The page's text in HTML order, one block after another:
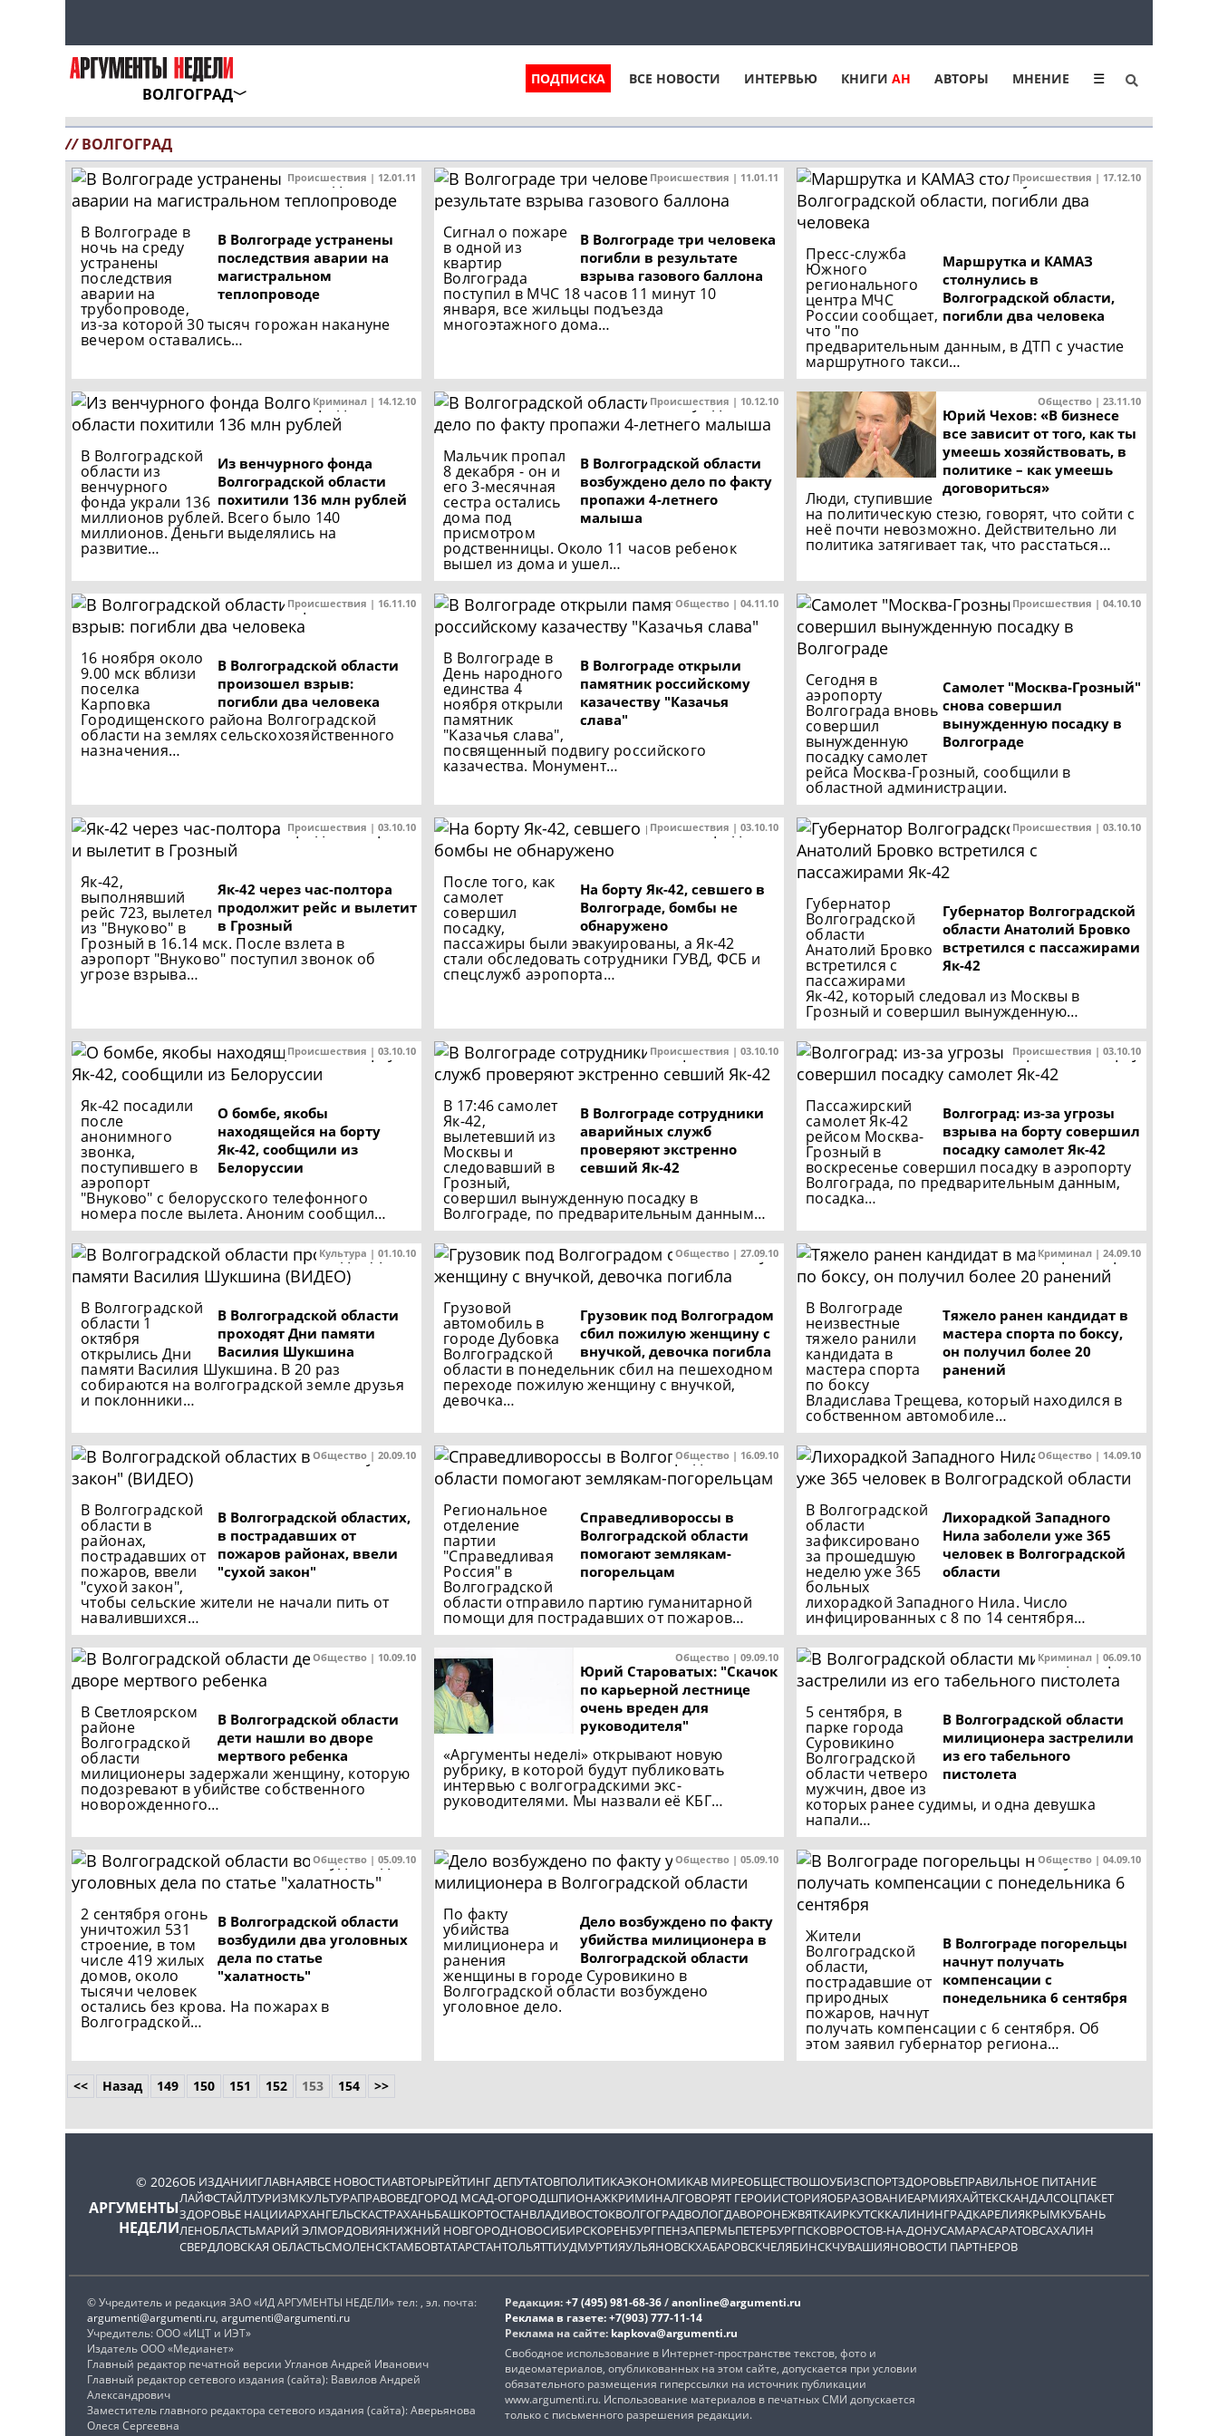
ВОЛГОГРАД
ПОДПИСКА ВСЕ НОВОСТИ ИНТЕРВЬЮ КНИГИ АН АВТОРЫ МНЕНИЕ ☰
// ВОЛГОГРАД
Происшествия | 12.01.11
В Волгограде устранены
последствия аварии на
магистральном
теплопроводе
В Волгограде в
ночь на среду
устранены
последствия
аварии на
трубопроводе,
из-за которой 30 тысяч горожан накануне
вечером оставались…
Происшествия | 11.01.11
В Волгограде три человека
погибли в результате
взрыва газового баллона
Сигнал о пожаре
в одной из
квартир
Волгограда
поступил в МЧС 18 часов 11 минут 10
января, все жильцы подъезда
многоэтажного дома…
Происшествия | 17.12.10
Маршрутка и КАМАЗ
столнулись в
Волгоградской области,
погибли два человека
Пресс-служба
Южного
регионального
центра МЧС
России сообщает,
что "по
предварительным данным, в ДТП с участие
маршрутного такси…
Криминал | 14.12.10
Из венчурного фонда
Волгоградской области
похитили 136 млн рублей
В Волгоградской
области из
венчурного
фонда украли 136
миллионов рублей. Всего было 140
миллионов. Деньги выделялись на
развитие…
Происшествия | 10.12.10
В Волгоградской области
возбуждено дело по факту
пропажи 4-летнего
малыша
Мальчик пропал
8 декабря - он и
его 3-месячная
сестра остались
дома под
присмотром
родственницы. Около 11 часов ребенок
вышел из дома и ушел…
Общество | 23.11.10
Юрий Чехов: «В бизнесе
все зависит от того, как ты
умеешь хозяйствовать, в
политике – как умеешь
договориться»
Люди, ступившие
на политическую стезю, говорят, что сойти с
неё почти невозможно. Действительно ли
политика затягивает так, что расстаться…
Происшествия | 16.11.10
В Волгоградской области
произошел взрыв:
погибли два человека
16 ноября около
9.00 мск вблизи
поселка
Карповка
Городищенского района Волгоградской
области на землях сельскохозяйственного
назначения…
Общество | 04.11.10
В Волгограде открыли
памятник российскому
казачеству "Казачья
слава"
В Волгограде в
День народного
единства 4
ноября открыли
памятник
"Казачья слава",
посвященный подвигу российского
казачества. Монумент…
Происшествия | 04.10.10
Самолет "Москва-Грозный"
снова совершил
вынужденную посадку в
Волгограде
Сегодня в
аэропорту
Волгограда вновь
совершил
вынужденную
посадку самолет
рейса Москва-Грозный, сообщили в
областной администрации.
Происшествия | 03.10.10
Як-42 через час-полтора
продолжит рейс и вылетит
в Грозный
Як-42,
выполнявший
рейс 723, вылетел
из "Внуково" в
Грозный в 16.14 мск. После взлета в
аэропорт "Внуково" поступил звонок об
угрозе взрыва…
Происшествия | 03.10.10
На борту Як-42, севшего в
Волгограде, бомбы не
обнаружено
После того, как
самолет
совершил
посадку,
пассажиры были эвакуированы, а Як-42
стали обследовать сотрудники ГУВД, ФСБ и
спецслужб аэропорта…
Происшествия | 03.10.10
Губернатор Волгоградской
области Анатолий Бровко
встретился с пассажирами
Як-42
Губернатор
Волгоградской
области
Анатолий Бровко
встретился с
пассажирами
Як-42, который следовал из Москвы в
Грозный и совершил вынужденную…
Происшествия | 03.10.10
О бомбе, якобы
находящейся на борту
Як-42, сообщили из
Белоруссии
Як-42 посадили
после
анонимного
звонка,
поступившего в
аэропорт
"Внуково" с белорусского телефонного
номера после вылета. Аноним сообщил…
Происшествия | 03.10.10
В Волгограде сотрудники
аварийных служб
проверяют экстренно
севший Як-42
В 17:46 самолет
Як-42,
вылетевший из
Москвы и
следовавший в
Грозный,
совершил вынужденную посадку в
Волгограде, по предварительным данным…
Происшествия | 03.10.10
Волгоград: из-за угрозы
взрыва на борту совершил
посадку самолет Як-42
Пассажирский
самолет Як-42
рейсом Москва-
Грозный в
воскресенье совершил посадку в аэропорту
Волгограда, по предварительным данным,
посадка…
Культура | 01.10.10
В Волгоградской области
проходят Дни памяти
Василия Шукшина
В Волгоградской
области 1
октября
открылись Дни
памяти Василия Шукшина. В 20 раз
собираются на волгоградской земле друзья
и поклонники…
Общество | 27.09.10
Грузовик под Волгоградом
сбил пожилую женщину с
внучкой, девочка погибла
Грузовой
автомобиль в
городе Дубовка
Волгоградской
области в понедельник сбил на пешеходном
переходе пожилую женщину с внучкой,
девочка…
Криминал | 24.09.10
Тяжело ранен кандидат в
мастера спорта по боксу,
он получил более 20
ранений
В Волгограде
неизвестные
тяжело ранили
кандидата в
мастера спорта
по боксу
Владислава Трещева, который находился в
собственном автомобиле…
Общество | 20.09.10
В Волгоградской областих,
в пострадавших от
пожаров районах, ввели
"сухой закон"
В Волгоградской
области в
районах,
пострадавших от
пожаров, ввели
"сухой закон",
чтобы сельские жители не начали пить от
навалившихся…
Общество | 16.09.10
Справедливороссы в
Волгоградской области
помогают землякам-
погорельцам
Региональное
отделение
партии
"Справедливая
Россия" в
Волгоградской
области отправило партию гуманитарной
помощи для пострадавших от пожаров…
Общество | 14.09.10
Лихорадкой Западного
Нила заболели уже 365
человек в Волгоградской
области
В Волгоградской
области
зафиксировано
за прошедшую
неделю уже 365
больных
лихорадкой Западного Нила. Число
инфицированных с 8 по 14 сентября…
Общество | 10.09.10
В Волгоградской области
дети нашли во дворе
мертвого ребенка
В Светлоярском
районе
Волгоградской
области
милиционеры задержали женщину, которую
подозревают в убийстве собственного
новорожденного…
Общество | 09.09.10
Юрий Староватых: "Скачок
по карьерной лестнице
очень вреден для
руководителя"
«Аргументы неделi» открывают новую
рубрику, в которой будут публиковать
интервью с волгоградскими экс-
руководителями. Мы назвали её КБГ…
Криминал | 06.09.10
В Волгоградской области
милиционера застрелили
из его табельного
пистолета
5 сентября, в
парке города
Суровикино
Волгоградской
области четверо
мужчин, двое из
которых ранее судимы, и одна девушка
напали…
Общество | 05.09.10
В Волгоградской области
возбудили два уголовных
дела по статье
"халатность"
2 сентября огонь
уничтожил 531
строение, в том
числе 419 жилых
домов, около
тысячи человек
остались без крова. На пожарах в
Волгоградской…
Общество | 05.09.10
Дело возбуждено по факту
убийства милиционера в
Волгоградской области
По факту
убийства
милиционера и
ранения
женщины в городе Суровикино в
Волгоградской области возбуждено
уголовное дело.
Общество | 04.09.10
В Волгограде погорельцы
начнут получать
компенсации с
понедельника 6 сентября
Жители
Волгоградской
области,
пострадавшие от
природных
пожаров, начнут
получать компенсации с 6 сентября. Об
этом заявил губернатор региона…
<< Назад 149 150 151 152 153 154 >>
© 2026
АРГУМЕНТЫ
НЕДЕЛИ
ОБ ИЗДАНИИГЛАВНАЯВСЕ НОВОСТИАВТОРЫРЕЙТИНГ ДЕПУТАТОВПОЛИТИКАЭКОНОМИКАВ МИРЕОБЩЕСТВОШОУБИЗСПОРТЗДОРОВЬЕПРАВИЛЬНОЕ ПИТАНИЕ
ЛАЙФСТАЙЛТУРИЗМКУЛЬТУРАПРАВОВЕДГОРОД МСАД-ОГОРОДШПИОНАЖКРИМИНАЛГОВОРЯТ ГЕРОИИСТОРИЯОБРАЗОВАНИЕАРМИЯХАЙТЕКСКАНДАЛСОЦПАКЕТ
ЗДОРОВЬЕ НАЦИИАРХАНГЕЛЬСКАСТРАХАНЬБАШКОРТОСТАНВЛАДИВОСТОКВОЛГОГРАДВОЛОГДАВОРОНЕЖВЯТКАИРКУТСККАЛИНИНГРАДКАРЕЛИЯКРЫМКУБАНЬ
ЛЕНОБЛАСТЬМАРИЙ ЭЛМОРДОВИЯНИЖНИЙ НОВГОРОДНОВОСИБИРСКОРЕНБУРГПЕНЗАПЕРМЬПЕТЕРБУРГПСКОВРОСТОВ-НА-ДОНУСАМАРАСАРАТОВСАХАЛИН
СВЕРДЛОВСКАЯ ОБЛАСТЬСМОЛЕНСКТАМБОВТАТАРСТАНТОЛЬЯТТИУДМУРТИЯУЛЬЯНОВСКХАБАРОВСКЧЕЛЯБИНСКЧУВАШИЯНОВОСТИ ПАРТНЕРОВ
© Учредитель и редакция ЗАО «ИД АРГУМЕНТЫ НЕДЕЛИ» тел: , эл. почта:
argumenti@argumenti.ru, argumenti@argumenti.ru
Учредитель: ООО «ИЦТ и ИЭТ»
Издатель ООО «Медианет»
Главный редактор печатной версии Угланов Андрей Иванович
Главный редактор сетевого издания (сайта): Вавилов Андрей
Александрович
Заместитель главного редактора сетевого издания (сайта): Аверьянова
Олеся Сергеевна
Редакция:+7 (495) 981-68-36/anonline@argumenti.ru
Реклама в газете:+7(903) 777-11-14
Реклама на сайте: kapkova@argumenti.ru
Свободное использование в Интернет-пространстве текстов, фото и
видеоматериалов, опубликованных на этом сайте, допускается при условии
обязательного размещения гиперссылки на источник публикации
www.argumenti.ru. Использование материалов в печатных СМИ допускается
только с письменного разрешения редакции.